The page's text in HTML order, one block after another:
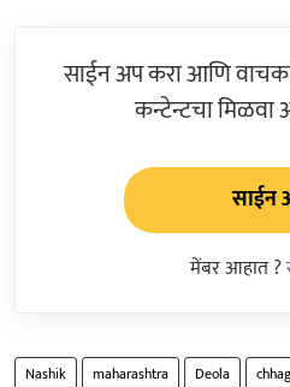
साईन अप करा आणि
कन्टेन्टचा मिळवा
साईन
मेंबर आहात ?
Nashik maharashtra Deola